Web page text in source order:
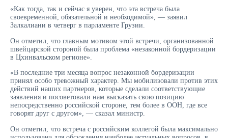
«Как тогда, так и сейчас я уверен, что эта встреча была
своевременной, обязательной и необходимой», — заявил
Залкалиани в четверг в парламенте Грузии.
Он отметил, что главным мотивом этой встречи, организованной
швейцарской стороной была проблема «незаконной бордеризации
в Цхинвальском регионе».
«В последние три месяца вопрос незаконной бордеризации
принял особо тревожный характер. Мы мобилизовали против этих
действий наших партнеров, которые сделали соответствующие
заявления и посоветовали нам высказать свою позицию
непосредственно российской стороне, тем более в ООН, где все
говорят друг с другом», — сказал министр.
Он отметил, что встреча с российским коллегой была максимально